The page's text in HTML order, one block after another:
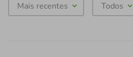
Mais recentes Todos